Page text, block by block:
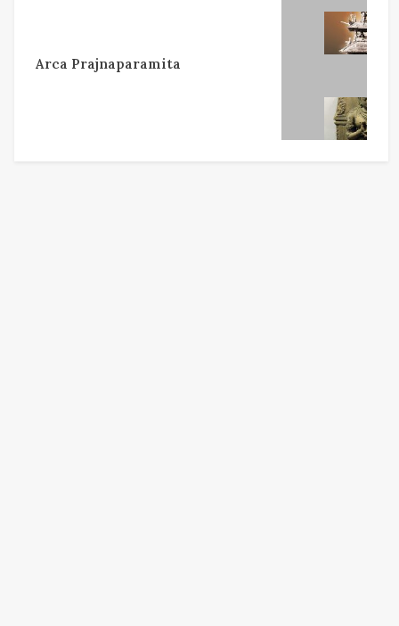
Arca Prajnaparamita